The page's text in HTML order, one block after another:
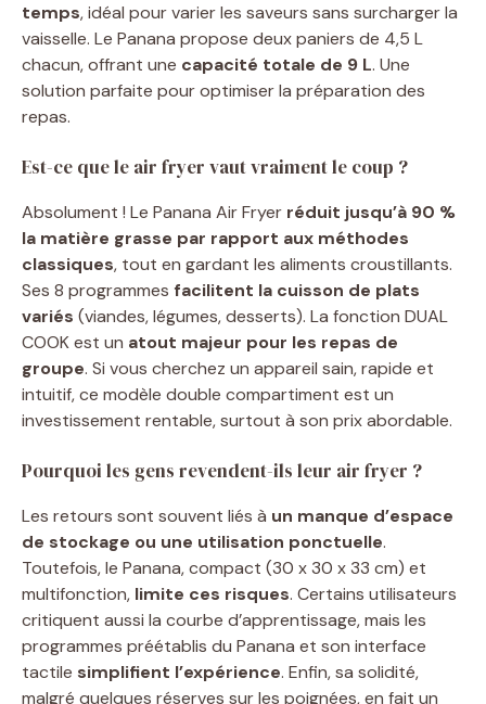
temps, idéal pour varier les saveurs sans surcharger la
vaisselle. Le Panana propose deux paniers de 4,5 L
chacun, offrant une capacité totale de 9 L. Une
solution parfaite pour optimiser la préparation des
repas.
Est-ce que le air fryer vaut vraiment le coup ?
Absolument ! Le Panana Air Fryer réduit jusqu’à 90 %
la matière grasse par rapport aux méthodes
classiques, tout en gardant les aliments croustillants.
Ses 8 programmes facilitent la cuisson de plats
variés (viandes, légumes, desserts). La fonction DUAL
COOK est un atout majeur pour les repas de
groupe. Si vous cherchez un appareil sain, rapide et
intuitif, ce modèle double compartiment est un
investissement rentable, surtout à son prix abordable.
Pourquoi les gens revendent-ils leur air fryer ?
Les retours sont souvent liés à un manque d’espace
de stockage ou une utilisation ponctuelle.
Toutefois, le Panana, compact (30 x 30 x 33 cm) et
multifonction, limite ces risques. Certains utilisateurs
critiquent aussi la courbe d’apprentissage, mais les
programmes préétablis du Panana et son interface
tactile simplifient l’expérience. Enfin, sa solidité,
malgré quelques réserves sur les poignées, en fait un